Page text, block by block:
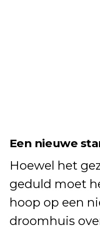
Een nieuwe
Hoewel het
geduld moet
hoop op een
droomhuis